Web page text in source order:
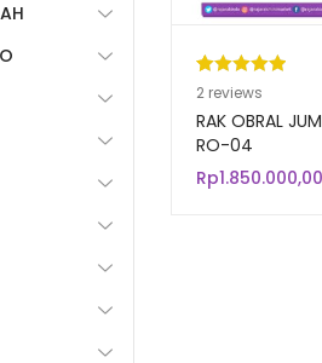
Peringkat
5.00 dari 5
berdasarka
2
penilaian
pelanggan
2 reviews
RAK OBRAL
RO-04
Rp1.850.000,00